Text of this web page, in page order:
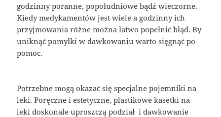
godzinny poranne, popołudniowe bądź wieczorne.
Kiedy medykamentów jest wiele a godzinny ich
przyjmowania różne można łatwo popełnić błąd. By
uniknąć pomyłki w dawkowaniu warto sięgnąć po
pomoc.
Potrzebne mogą okazać się specjalne pojemniki na
leki. Poręczne i estetyczne, plastikowe kasetki na
leki doskonale uproszczą podział i dawkowanie